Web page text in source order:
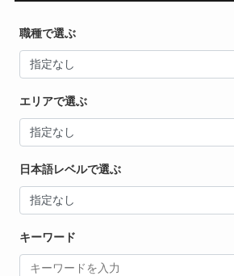
職種で選ぶ
エリアで選ぶ
日本語レベルで選ぶ
キーワード